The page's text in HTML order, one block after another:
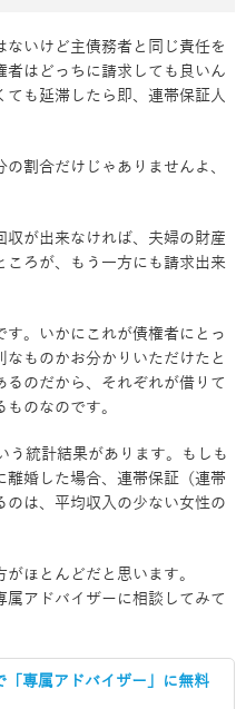
いけど主債務者と同じ責任を
はどっちに請求しても良いん
も延滞したら即、連帯保証人
割合だけじゃありませんよ、
が出来なければ、夫婦の財産
ころが、もう一方にも請求出来
。いかにこれが債権者にとっ
ものかお分かりいただけたと
のだから、それぞれが借りて
のなのです。
う統計結果があります。もしも
婚した場合、連帯保証（連帯
は、平均収入の少ない女性の
ほとんどだと思います。
アドバイザーに相談してみて
「専属アドバイザー」に無料